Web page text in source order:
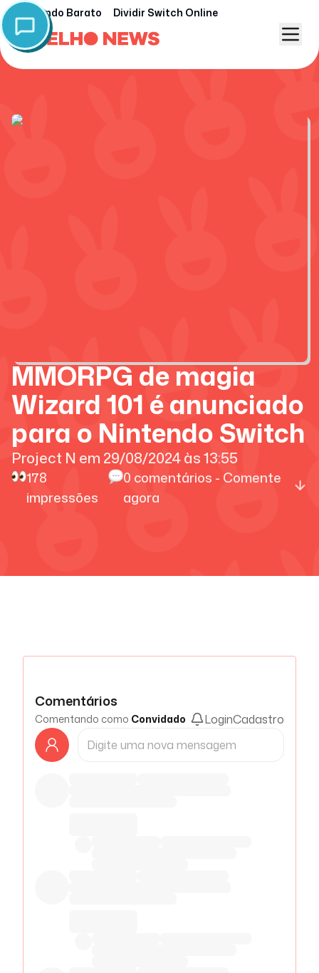
Nintendo Barato Dividir Switch Online
MMORPG de magia
Wizard 101 é anunciado
para o Nintendo Switch
Project N em 29/08/2024às13:55
178
impressões
0 comentários - Comente
agora
Comentários
Comentando como Convidado LoginCadastro